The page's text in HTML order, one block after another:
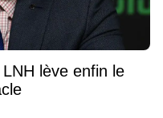
lève enfin le